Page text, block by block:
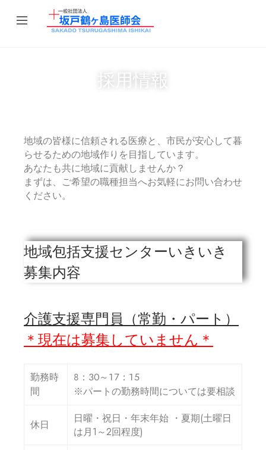
採用情報
地域の皆様に信頼される医療と、市民が安心して暮
らせるための地域作りを目指しています。
あなたも共に地域に貢献しませんか？
まずは、ご希望の職種担当へお気軽にお問い合わせ
ください。
地域包括支援センターいきいき
募集内容
介護支援専門員（常勤・パート）
＊現在は募集していません＊
勤務時
間
８：３０～１７：１５
※パートの勤務時間については要相談
休日
日曜・祝日・年末年始 ・夏期(土曜日
は月1～2回程度)